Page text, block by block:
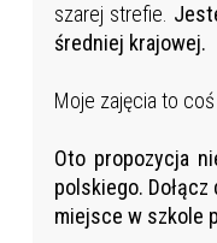
szarej strefie.
średniej krajowej.
Moje zajęcia to
Oto propozycja
polskiego.
miejsce w szkole